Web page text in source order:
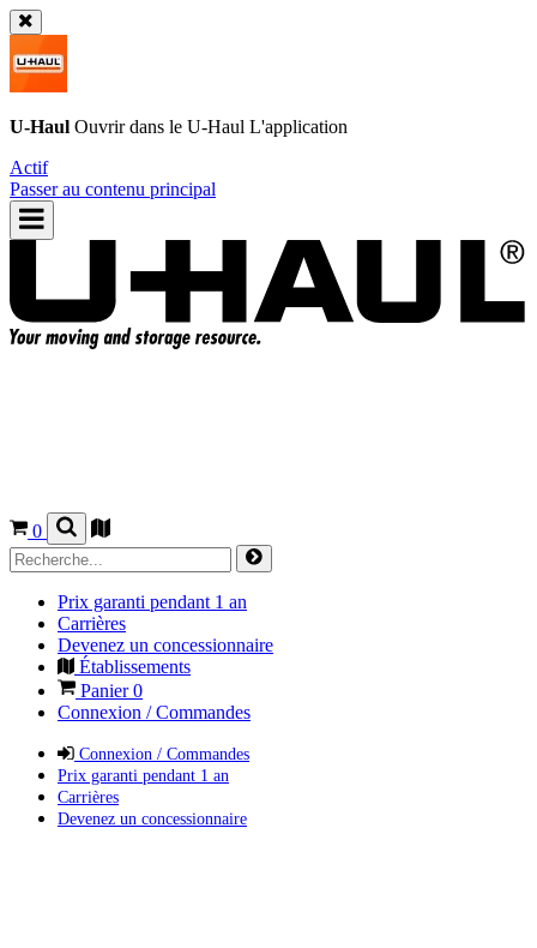
U-Haul Ouvrir dans le U-Haul L'application
Actif
Passer au contenu principal
0
Prix garanti pendant 1 an
Carrières
Devenez un concessionnaire
Établissements
Panier0
Connexion / Commandes
Connexion / Commandes
Prix garanti pendant 1 an
Carrières
Devenez un concessionnaire